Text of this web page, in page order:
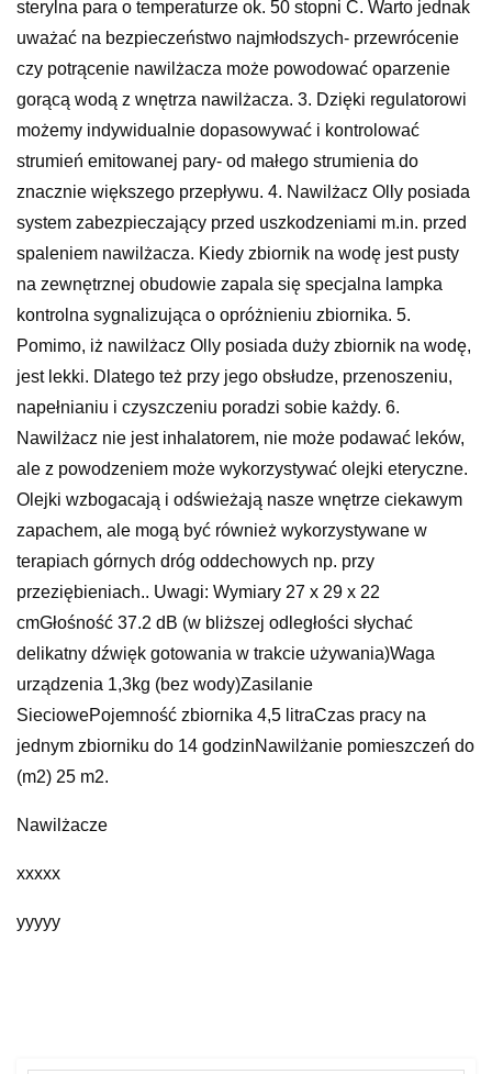
sterylna para o temperaturze ok. 50 stopni C. Warto jednak
uważać na bezpieczeństwo najmłodszych- przewrócenie
czy potrącenie nawilżacza może powodować oparzenie
gorącą wodą z wnętrza nawilżacza. 3. Dzięki regulatorowi
możemy indywidualnie dopasowywać i kontrolować
strumień emitowanej pary- od małego strumienia do
znacznie większego przepływu. 4. Nawilżacz Olly posiada
system zabezpieczający przed uszkodzeniami m.in. przed
spaleniem nawilżacza. Kiedy zbiornik na wodę jest pusty
na zewnętrznej obudowie zapala się specjalna lampka
kontrolna sygnalizująca o opróżnieniu zbiornika. 5.
Pomimo, iż nawilżacz Olly posiada duży zbiornik na wodę,
jest lekki. Dlatego też przy jego obsłudze, przenoszeniu,
napełnianiu i czyszczeniu poradzi sobie każdy. 6.
Nawilżacz nie jest inhalatorem, nie może podawać leków,
ale z powodzeniem może wykorzystywać olejki eteryczne.
Olejki wzbogacają i odświeżają nasze wnętrze ciekawym
zapachem, ale mogą być również wykorzystywane w
terapiach górnych dróg oddechowych np. przy
przeziębieniach.. Uwagi: Wymiary 27 x 29 x 22
cmGłośność 37.2 dB (w bliższej odległości słychać
delikatny dźwięk gotowania w trakcie używania)Waga
urządzenia 1,3kg (bez wody)Zasilanie
SieciowePojemność zbiornika 4,5 litraCzas pracy na
jednym zbiorniku do 14 godzinNawilżanie pomieszczeń do
(m2) 25 m2.
Nawilżacze
xxxxx
yyyyy